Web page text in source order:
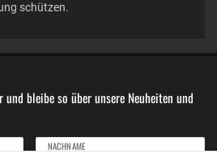
schützen.
bleibe so über unsere Neuheiten und
NACHNAME